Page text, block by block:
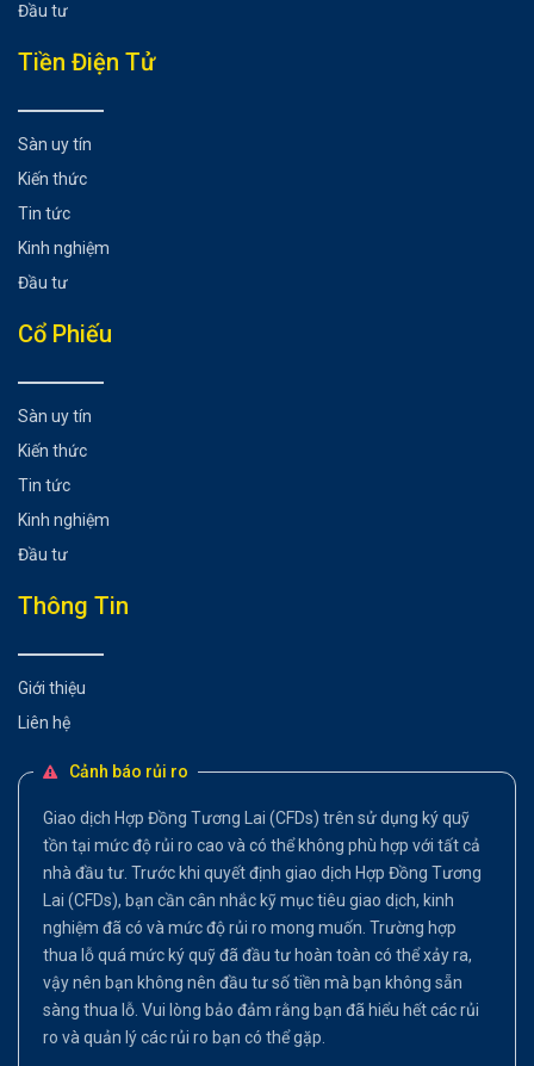
Đầu tư
Tiền Điện Tử
Sàn uy tín
Kiến thức
Tin tức
Kinh nghiệm
Đầu tư
Cổ Phiếu
Sàn uy tín
Kiến thức
Tin tức
Kinh nghiệm
Đầu tư
Thông Tin
Giới thiệu
Liên hệ
Cảnh báo rủi ro
Giao dịch Hợp Đồng Tương Lai (CFDs) trên sử dụng ký quỹ
tồn tại mức độ rủi ro cao và có thể không phù hợp với tất cả
nhà đầu tư. Trước khi quyết định giao dịch Hợp Đồng Tương
Lai (CFDs), bạn cần cân nhắc kỹ mục tiêu giao dịch, kinh
nghiệm đã có và mức độ rủi ro mong muốn. Trường hợp
thua lỗ quá mức ký quỹ đã đầu tư hoàn toàn có thể xảy ra,
vậy nên bạn không nên đầu tư số tiền mà bạn không sẵn
sàng thua lỗ. Vui lòng bảo đảm rằng bạn đã hiểu hết các rủi
ro và quản lý các rủi ro bạn có thể gặp.